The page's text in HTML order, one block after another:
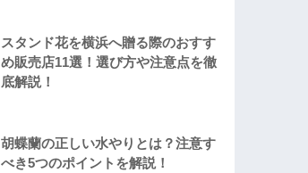
スタンド花を横浜へ贈る際のおすす
め販売店11選！選び方や注意点を徹
底解説！
胡蝶蘭の正しい水やりとは？注意す
べき5つのポイントを解説！